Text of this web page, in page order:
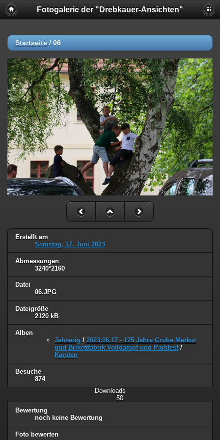
Fotogalerie der "Drebkauer-Ansichten"
Startseite / 06
Erstellt am
Samstag, 17. Juni 2023
Abmessungen
3240*2160
Datei
06.JPG
Dateigröße
2120 kB
Alben
Jehserig / 2023.06.17 - 125 Jahre Grube Merkur
und Brikettfabrik Volldampf und Parkfest /
Karsten
Besuche
874
Downloads
50
Bewertung
noch keine Bewertung
Foto bewerten